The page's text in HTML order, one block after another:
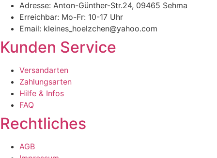
Adresse: Anton-Günther-Str.24, 09465 Sehma
Erreichbar: Mo-Fr: 10-17 Uhr
Email: kleines_hoelzchen@yahoo.com
Kunden Service
Versandarten
Zahlungsarten
Hilfe & Infos
FAQ
Rechtliches
AGB